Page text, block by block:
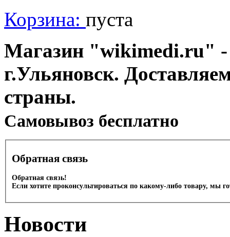
Корзина: пуста
Магазин "wikimedi.ru" -
г.Ульяновск.
страны.
Cамовывоз бесплатно
Обратная связь
Обратная связь!
Если хотите проконсультироваться по какому-либо товару, мы
Новости